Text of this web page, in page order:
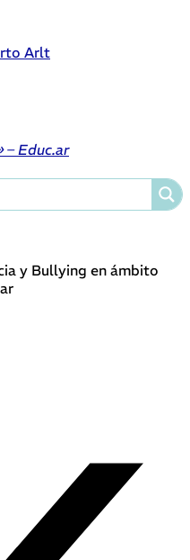
Arlt
– Educ.ar
y Bullying en ámbito